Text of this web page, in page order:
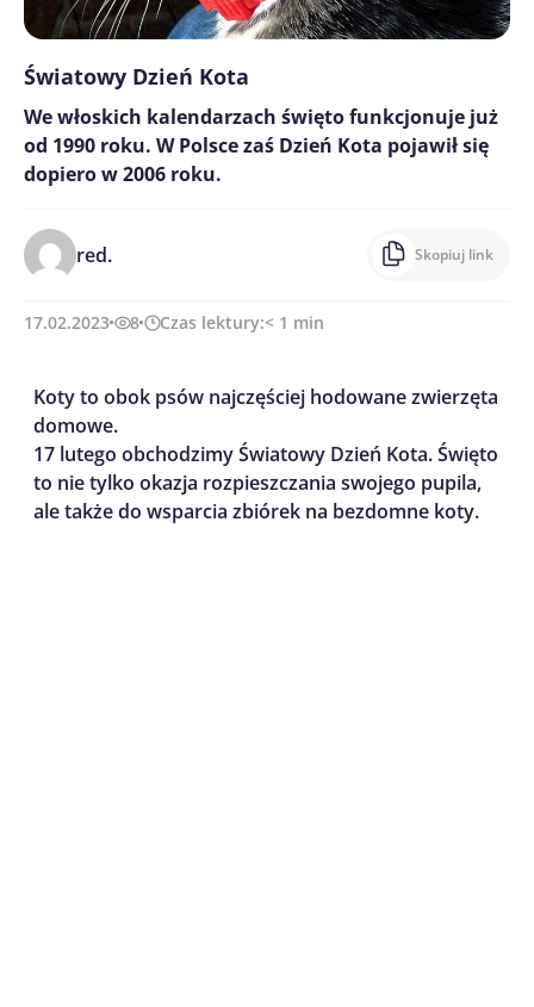
Światowy Dzień Kota
We włoskich kalendarzach święto funkcjonuje już
od 1990 roku. W Polsce zaś Dzień Kota pojawił się
dopiero w 2006 roku.
red. Skopiuj link
17.02.2023 8 Czas lektury:< 1 min
Koty to obok psów najczęściej hodowane zwierzęta
domowe.
17 lutego obchodzimy Światowy Dzień Kota. Święto
to nie tylko okazja rozpieszczania swojego pupila,
ale także do wsparcia zbiórek na bezdomne koty.